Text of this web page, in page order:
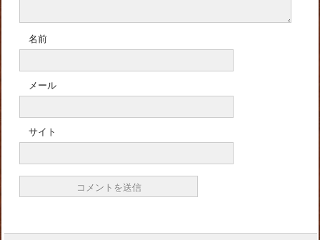
名前
メール
サイト